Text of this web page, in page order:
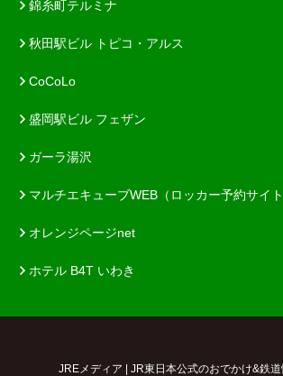
錦糸町テルミナ
秋田駅ビル トピコ・アルス
CoCoLo
盛岡駅ビル フェザン
ガーラ湯沢
マルチエキューブWEB（ロッカー予約サイト
オレンジページnet
ホテル B4T いわき
JREメディア | JR東日本公式のおでかけ&鉄